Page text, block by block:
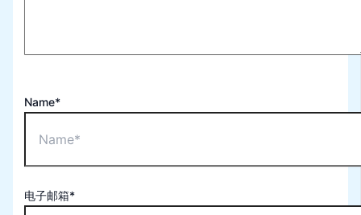
Name*
电子邮箱*